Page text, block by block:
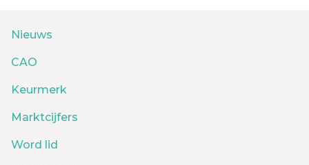
Nieuws
CAO
Keurmerk
Marktcijfers
Word lid